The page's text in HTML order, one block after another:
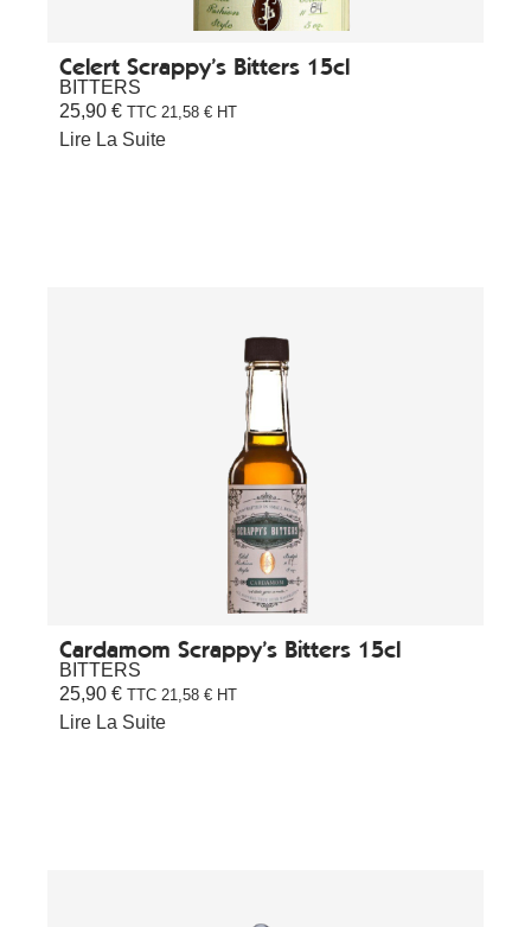
Celert Scrappy’s Bitters 15cl
BITTERS
25,90 € TTC 21,58 € HT
Lire La Suite
Cardamom Scrappy’s Bitters 15cl
BITTERS
25,90 € TTC 21,58 € HT
Lire La Suite